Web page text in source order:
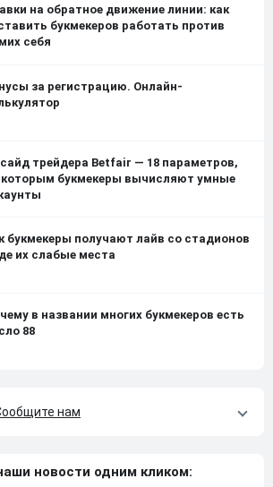
на обратное движение линии: как
букмекеров работать против
себя
за регистрацию. Онлайн-
трейдера Betfair — 18 параметров,
которым букмекеры вычисляют умные
букмекеры получают лайв со стадионов
их слабые места
в названии многих букмекеров есть
88
нам
новости одним кликом: